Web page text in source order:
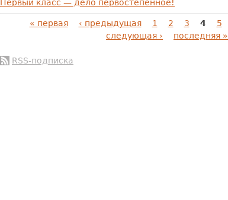
Первый класс — дело первостепенное!
Страницы
« первая ‹ предыдущая 1 2 3 4 5
следующая ›
последняя »
RSS-подписка